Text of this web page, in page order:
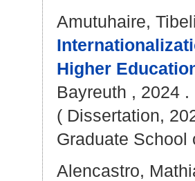
Amutuhaire,
Higher
Bayreuth , 2024 .
( Dissertation,
Graduate School
Alencastro,